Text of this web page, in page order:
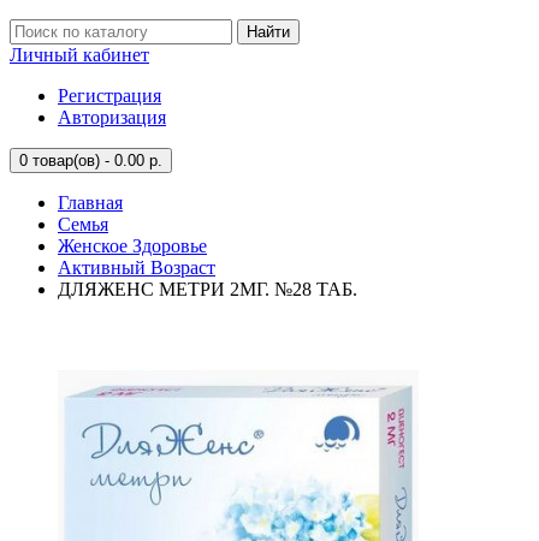
Найти
Личный кабинет
Регистрация
Авторизация
0 товар(ов) - 0.00 р.
Главная
Семья
Женское Здоровье
Активный Возраст
ДЛЯЖЕНС МЕТРИ 2МГ. №28 ТАБ.